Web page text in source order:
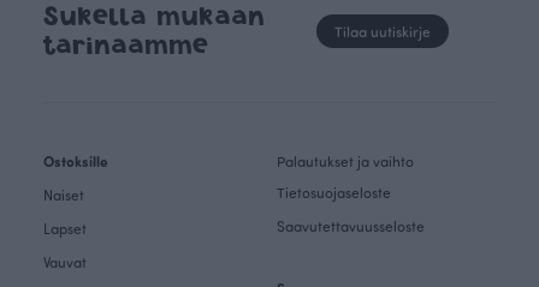
Sukella mukaan
tarinaamme
Tilaa uutiskirje
Ostoksille
Naiset
Lapset
Vauvat
Palautukset ja vaihto
Tietosuojaseloste
Saavutettavuusseloste